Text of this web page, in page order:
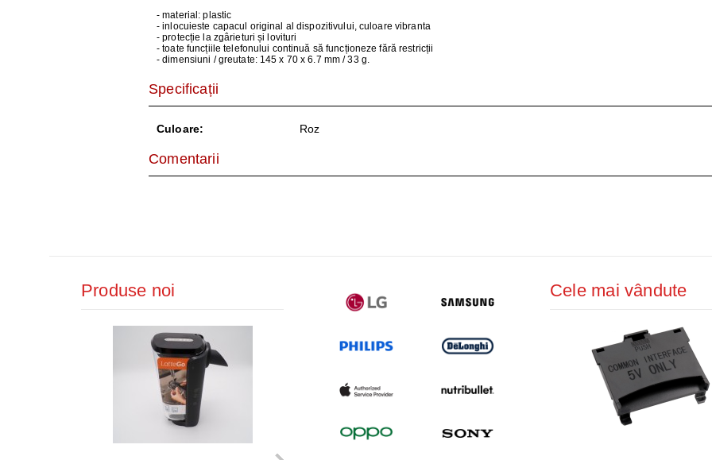
LAPTOPURI, DESKTOP, IT
CAMERE SUPRAVEGHERE
- material: plastic
- inlocuieste capacul original al dispozitivului, culoare vibranta
- protecție la zgârieturi și lovituri
- toate funcțiile telefonului continuă să funcționeze fără restricții
- dimensiuni / greutate: 145 x 70 x 6.7 mm / 33 g.
Specificații
Culoare: Roz
Comentarii
Produse noi Cele mai vândute